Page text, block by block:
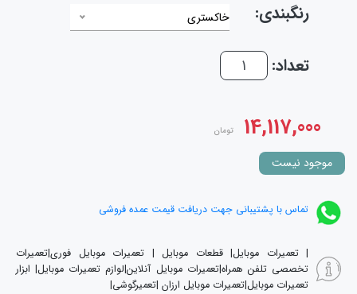
رنگبندی: خاکستری
تعداد:
14,117,000 تومان
موجود نیست
تماس با پشتیبانی جهت دریافت قیمت عمده فروشی
| تعمیرات موبایل| قطعات موبایل | تعمیرات موبایل فوری|تعمیرات
تخصصی تلفن همراه|تعمیرات موبایل آنلاین|لوازم تعمیرات موبایل| ابزار
تعمیرات موبایل|تعمیرات موبایل ارزان |تعمیرگوشی|